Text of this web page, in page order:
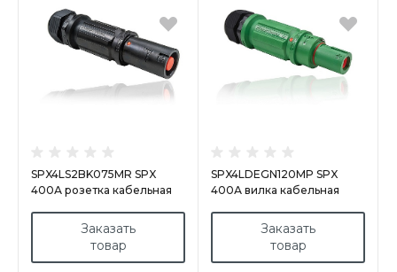
SPX4LS2BK075MR SPX
400А розетка кабельная
Заказать
товар
SPX4LDEGN120MP SPX
400А вилка кабельная
Заказать
товар